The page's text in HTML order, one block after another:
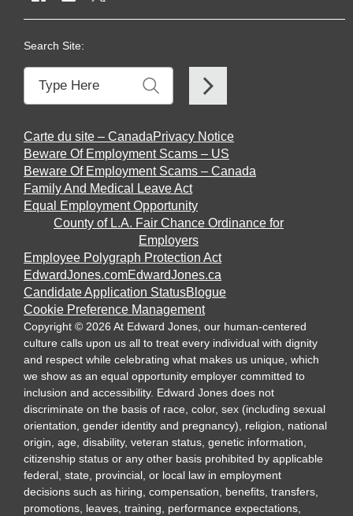
Search Site:
Carte du site – CanadaPrivacy Notice
Beware Of Employment Scams – US
Beware Of Employment Scams – Canada
Family And Medical Leave Act
Equal Employment Opportunity
County of L.A. Fair Chance Ordinance for
Employers
Employee Polygraph Protection Act
EdwardJones.comEdwardJones.ca
Candidate Application StatusBlogue
Cookie Preference Management
Copyright © 2026 At Edward Jones, our human-centered
culture calls upon us all to treat every individual with dignity
and respect while celebrating what makes us unique, which
we show as an equal opportunity employer committed to
inclusion and accessibility. Edward Jones does not
discriminate on the basis of race, color, sex (including sexual
orientation, gender identity and pregnancy), religion, national
origin, age, disability, veteran status, genetic information,
citizenship status or any other basis prohibited by applicable
federal, state, provincial, or local law in employment
decisions such as hiring, compensation, benefits, transfers,
promotions, leaves, training, performance expectations,